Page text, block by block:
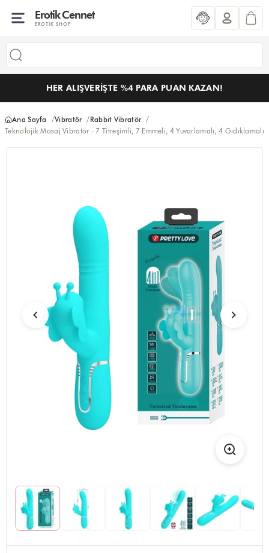
Erotik Cennet
EROTIK SHOP
HER ALIŞVERIŞTE %4 PARA PUAN KAZAN!
Ana Sayfa Vibratör
Rabbit Vibratör
Teknolojik Masaj Vibratör - 7 Titreşimli, 7 Emmeli, 4 Yuvarlamalı, 4 Gıdıklamalı